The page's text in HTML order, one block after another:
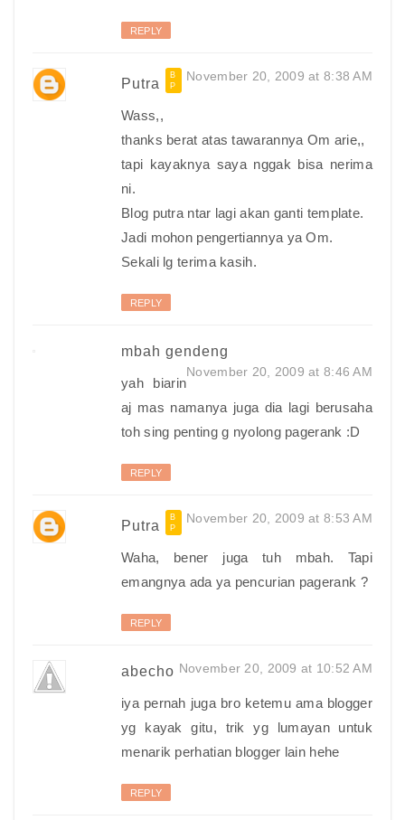
REPLY
Putra November 20, 2009 at 8:38 AM
Wass,,
thanks berat atas tawarannya Om arie,,
tapi kayaknya saya nggak bisa nerima
ni.
Blog putra ntar lagi akan ganti template.
Jadi mohon pengertiannya ya Om.
Sekali lg terima kasih.
REPLY
mbah gendeng
November 20, 2009 at 8:46 AM
yah biarin
aj mas namanya juga dia lagi berusaha
toh sing penting g nyolong pagerank :D
REPLY
Putra November 20, 2009 at 8:53 AM
Waha, bener juga tuh mbah. Tapi
emangnya ada ya pencurian pagerank ?
REPLY
abecho November 20, 2009 at 10:52 AM
iya pernah juga bro ketemu ama blogger
yg kayak gitu, trik yg lumayan untuk
menarik perhatian blogger lain hehe
REPLY